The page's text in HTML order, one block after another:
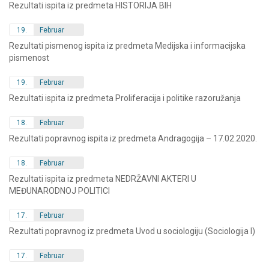
Rezultati ispita iz predmeta HISTORIJA BIH
19. Februar
Rezultati pismenog ispita iz predmeta Medijska i informacijska
pismenost
19. Februar
Rezultati ispita iz predmeta Proliferacija i politike razoružanja
18. Februar
Rezultati popravnog ispita iz predmeta Andragogija – 17.02.2020.
18. Februar
Rezultati ispita iz predmeta NEDRŽAVNI AKTERI U
MEĐUNARODNOJ POLITICI
17. Februar
Rezultati popravnog iz predmeta Uvod u sociologiju (Sociologija I)
17. Februar